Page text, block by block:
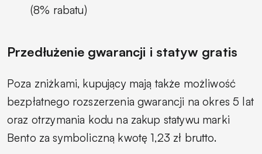
(8% rabatu)
Przedłużenie gwarancji i statyw gratis
Poza zniżkami, kupujący mają także możliwość
bezpłatnego rozszerzenia gwarancji na okres 5 lat
oraz otrzymania kodu na zakup statywu marki
Bento za symboliczną kwotę 1,23 zł brutto.